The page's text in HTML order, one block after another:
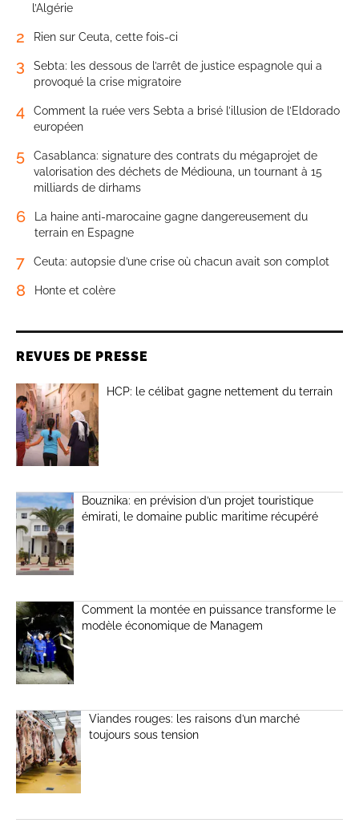
l’Algérie
2 Rien sur Ceuta, cette fois-ci
3
Sebta: les dessous de l’arrêt de justice espagnole qui a
provoqué la crise migratoire
4
Comment la ruée vers Sebta a brisé l’illusion de l’Eldorado
européen
5
Casablanca: signature des contrats du mégaprojet de
valorisation des déchets de Médiouna, un tournant à 15
milliards de dirhams
6
La haine anti-marocaine gagne dangereusement du
terrain en Espagne
7 Ceuta: autopsie d’une crise où chacun avait son complot
8 Honte et colère
REVUES DE PRESSE
HCP: le célibat gagne nettement du terrain
Bouznika: en prévision d’un projet touristique
émirati, le domaine public maritime récupéré
Comment la montée en puissance transforme le
modèle économique de Managem
Viandes rouges: les raisons d’un marché
toujours sous tension